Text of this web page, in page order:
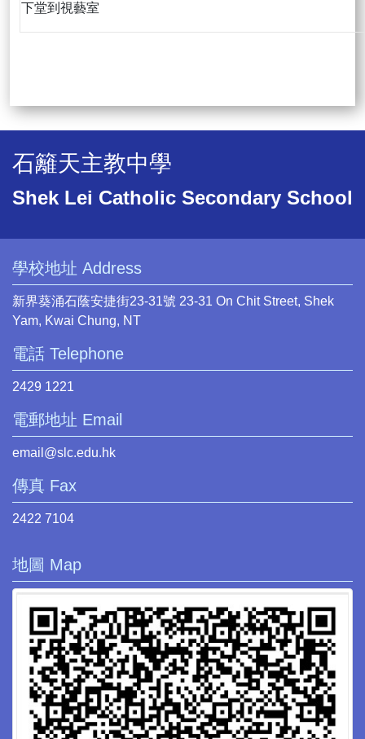
下堂到視藝室
石籬天主教中學
Shek Lei Catholic Secondary School
學校地址 Address
新界葵涌石蔭安捷街23-31號 23-31 On Chit Street, Shek
Yam, Kwai Chung, NT
電話 Telephone
2429 1221
電郵地址 Email
email@slc.edu.hk
傳真 Fax
2422 7104
地圖 Map